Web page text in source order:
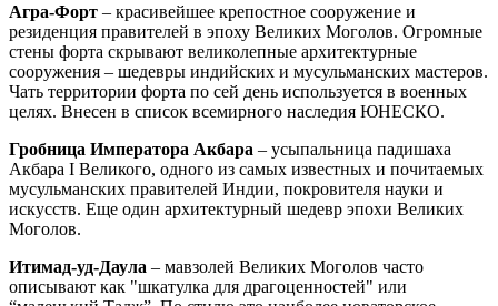
Агра-Форт – красивейшее крепостное сооружение и
резиденция правителей в эпоху Великих Моголов. Огромные
стены форта скрывают великолепные архитектурные
сооружения – шедевры индийских и мусульманских мастеров.
Чать территории форта по сей день используется в военных
целях. Внесен в список всемирного наследия ЮНЕСКО.
Гробница Императора Акбара – усыпальница падишаха
Акбара I Великого, одного из самых известных и почитаемых
мусульманских правителей Индии, покровителя науки и
искусств. Еще один архитектурный шедевр эпохи Великих
Моголов.
Итимад-уд-Даула – мавзолей Великих Моголов часто
описывают как "шкатулка для драгоценностей" или